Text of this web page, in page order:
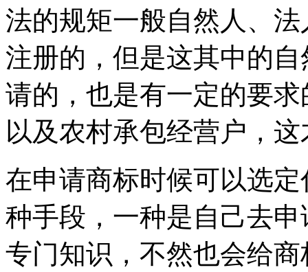
法的规矩一般自然人、
注册的，但是这其中的
请的，也是有一定的要
以及农村承包经营户，
在申请商标时候可以选
种手段，一种是自己去
专门知识，不然也会给